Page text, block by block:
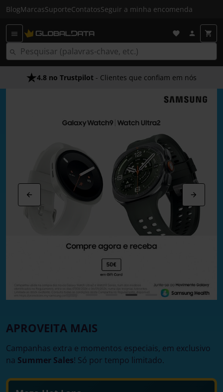
BlogMarcasSuporteContatosSeguir a minha encomenda
Envio Gratuito em 24 HRS- Acima dos 50€
4.8 no Trustpilot - Clientes que confiam em nós
APROVEITA MAIS
Campanhas extra e momentos especiais, em exclusivo
na Summer Sales! Só por tempo limitado.